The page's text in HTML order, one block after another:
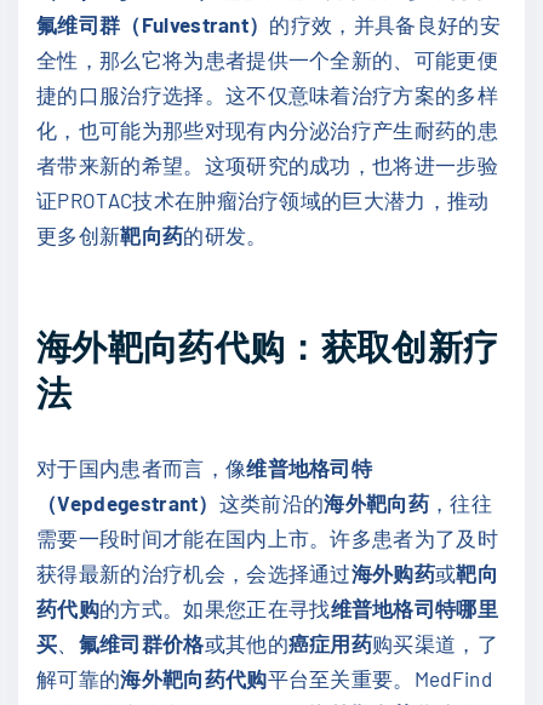
氟维司群（Fulvestrant） 的疗效，并具备良好的安
全性，那么它将为患者提供一个全新的、可能更便
捷的口服治疗选择。这不仅意味着治疗方案的多样
化，也可能为那些对现有内分泌治疗产生耐药的患
者带来新的希望。这项研究的成功，也将进一步验
证PROTAC技术在肿瘤治疗领域的巨大潜力，推动
更多创新靶向药的研发。
海外靶向药代购：获取创新疗
法
对于国内患者而言，像维普地格司特
（Vepdegestrant） 这类前沿的海外靶向药 ，往往
需要一段时间才能在国内上市。许多患者为了及时
获得最新的治疗机会，会选择通过海外购药或靶向
药代购的方式。如果您正在寻找维普地格司特哪里
买
氟维司群价格或其他的癌症用药购买渠道，了
解可靠的海外靶向药代购平台至关重要。MedFind